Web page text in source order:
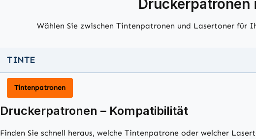
Wählen Sie zwischen Tintenpatronen und Lasertoner für
TINTE
Tintenpatronen
Druckerpatronen – Kompatibilität
Finden Sie schnell heraus, welche Tintenpatrone oder welcher